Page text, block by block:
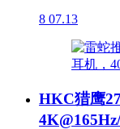
8 07.13
HKC猎鹰